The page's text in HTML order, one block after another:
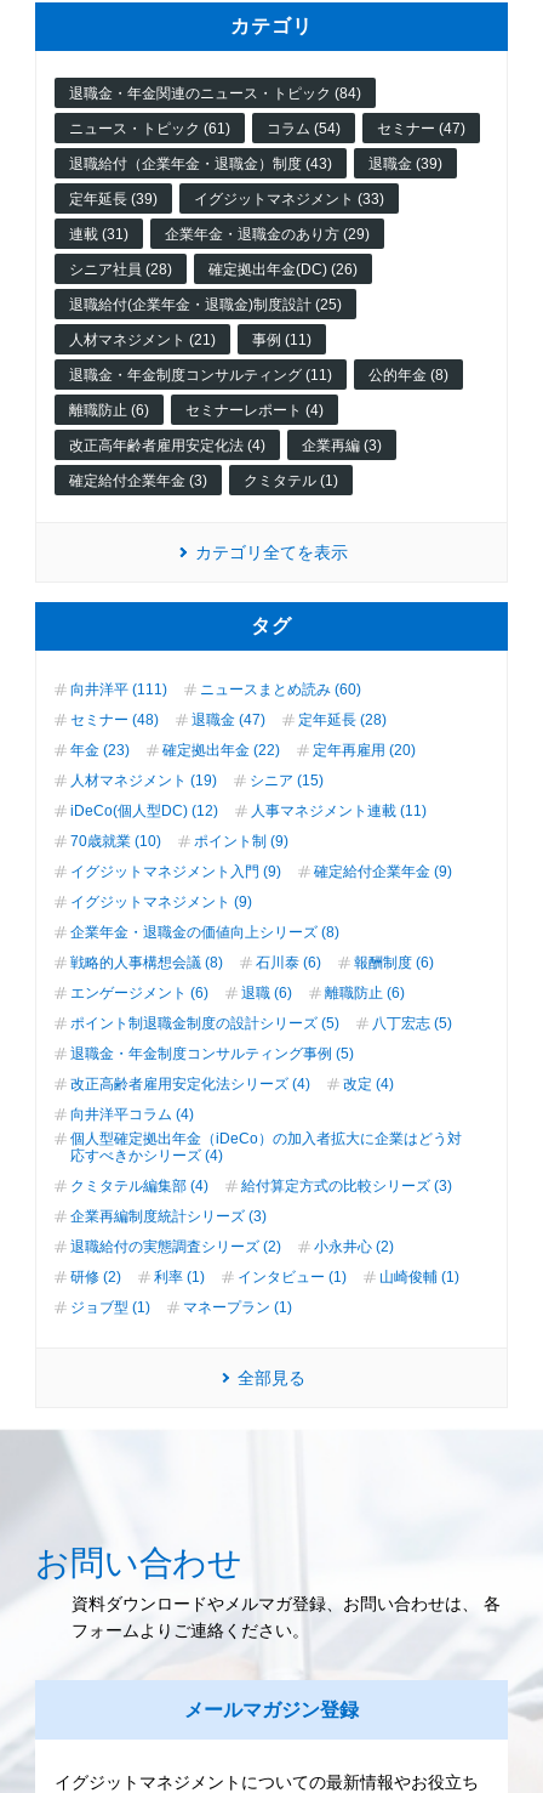
カテゴリ
退職金・年金関連のニュース・トピック (84)
ニュース・トピック (61) コラム (54) セミナー (47)
退職給付（企業年金・退職金）制度 (43) 退職金 (39)
定年延長 (39) イグジットマネジメント (33)
連載 (31) 企業年金・退職金のあり方 (29)
シニア社員 (28) 確定拠出年金(DC) (26)
退職給付(企業年金・退職金)制度設計 (25)
人材マネジメント (21) 事例 (11)
退職金・年金制度コンサルティング (11) 公的年金 (8)
離職防止 (6) セミナーレポート (4)
改正高年齢者雇用安定化法 (4) 企業再編 (3)
確定給付企業年金 (3) クミタテル (1)
カテゴリ全てを表示
タグ
向井洋平 (111)
ニュースまとめ読み (60)
セミナー (48)
退職金 (47)
定年延長 (28)
年金 (23)
確定拠出年金 (22)
定年再雇用 (20)
人材マネジメント (19)
シニア (15)
iDeCo(個人型DC) (12)
人事マネジメント連載 (11)
70歳就業 (10)
ポイント制 (9)
イグジットマネジメント入門 (9)
確定給付企業年金 (9)
イグジットマネジメント (9)
企業年金・退職金の価値向上シリーズ (8)
戦略的人事構想会議 (8)
石川泰 (6)
報酬制度 (6)
エンゲージメント (6)
退職 (6)
離職防止 (6)
ポイント制退職金制度の設計シリーズ (5)
八丁宏志 (5)
退職金・年金制度コンサルティング事例 (5)
改正高齢者雇用安定化法シリーズ (4)
改定 (4)
向井洋平コラム (4)
個人型確定拠出年金（iDeCo）の加入者拡大に企業はどう対
応すべきかシリーズ (4)
クミタテル編集部 (4)
給付算定方式の比較シリーズ (3)
企業再編制度統計シリーズ (3)
退職給付の実態調査シリーズ (2)
小永井心 (2)
研修 (2)
利率 (1) インタビュー (1)
山崎俊輔 (1)
ジョブ型 (1)
マネープラン (1)
全部見る
お問い合わせ
資料ダウンロードやメルマガ登録、お問い合わせは、 各
フォームよりご連絡ください。
メールマガジン登録
イグジットマネジメントについての最新情報やお役立ち